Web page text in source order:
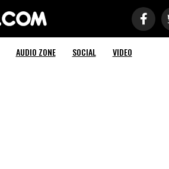
AUDIO ZONE SOCIAL VIDEO